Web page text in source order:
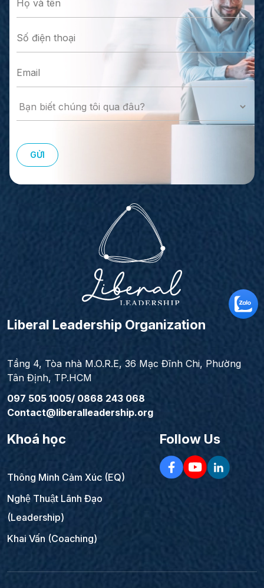
Liberal Leadership Organization
Tầng 4, Tòa nhà M.O.R.E, 36 Mạc Đĩnh Chi, Phường
Tân Định, TP.HCM
097 505 1005/ 0868 243 068
Contact@liberalleadership.org
Khoá học
Thông Minh Cảm Xúc (EQ)
Nghệ Thuật Lãnh Đạo
(Leadership)
Khai Vấn (Coaching)
Follow Us